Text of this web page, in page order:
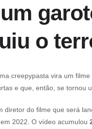
o
creepypasta vira um
e que, então, se tornou
diretor do filme que será
2022. O vídeo acumulou